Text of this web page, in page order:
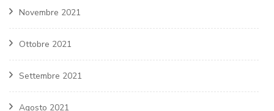
Novembre 2021
Ottobre 2021
Settembre 2021
Agosto 2021